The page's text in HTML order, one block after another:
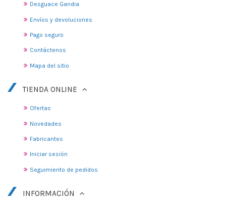
Desguace Gandia
Envíos y devoluciones
Pago seguro
Contáctenos
Mapa del sitio
TIENDA ONLINE
Ofertas
Novedades
Fabricantes
Iniciar sesión
Seguimiento de pedidos
INFORMACIÓN